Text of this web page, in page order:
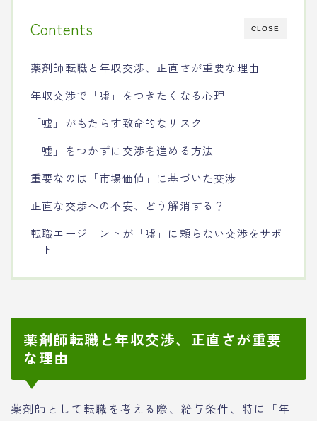
CLOSE
Contents
薬剤師転職と年収交渉、正直さが重要な理由
年収交渉で「嘘」をつきたくなる心理
「嘘」がもたらす致命的なリスク
「嘘」をつかずに交渉を進める方法
重要なのは「市場価値」に基づいた交渉
正直な交渉への不安、どう解消する？
転職エージェントが「嘘」に頼らない交渉をサポ
ート
薬剤師転職と年収交渉、正直さが重要
な理由
薬剤師として転職を考える際、給与条件、特に「年